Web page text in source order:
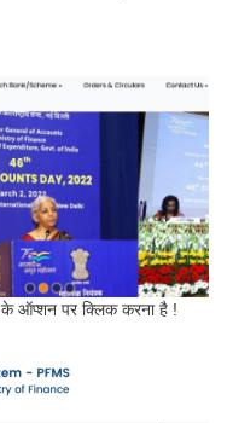
ऑप्शन पर क्लिक करना है !